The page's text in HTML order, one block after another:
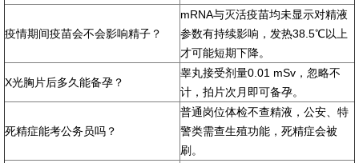
疫情期间疫苗会不会影响精子？
mRNA与灭活疫苗均未显示对精液
参数有持续影响，发热38.5℃以上
才可能短期下降。
X光胸片后多久能备孕？
睾丸接受剂量0.01 mSv，忽略不
计，拍片次月即可备孕。
死精症能考公务员吗？
普通岗位体检不查精液，公安、特
警类需查生殖功能，死精症会被
刷。